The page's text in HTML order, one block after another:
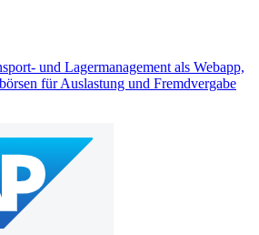
und Lagermanagement als Webapp,
für Auslastung und Fremdvergabe